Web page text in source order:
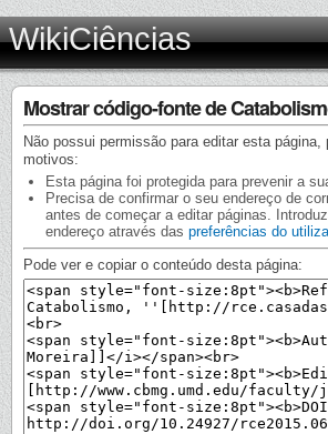
WikiCiências
Mostrar código-fonte de
Não possui permissão para editar esta página,
motivos:
Esta página foi protegida para prevenir a
Precisa de confirmar o seu endereço de
antes de começar a editar páginas.
endereço através das preferências do
Pode ver e copiar o conteúdo desta página: